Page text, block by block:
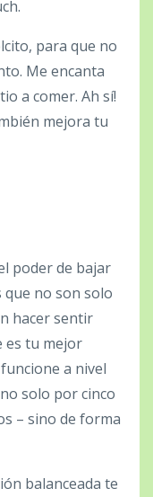
para que no
Me encanta
a comer. Ah sí!
mejora tu
poder de bajar
que no son solo
hacer sentir
es tu mejor
a nivel
solo por cinco
– sino de forma
balanceada te